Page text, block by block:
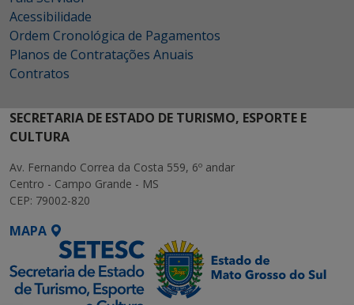
Acessibilidade
Ordem Cronológica de Pagamentos
Planos de Contratações Anuais
Contratos
SECRETARIA DE ESTADO DE TURISMO, ESPORTE E
CULTURA
Av. Fernando Correa da Costa 559, 6º andar
Centro - Campo Grande - MS
CEP: 79002-820
MAPA